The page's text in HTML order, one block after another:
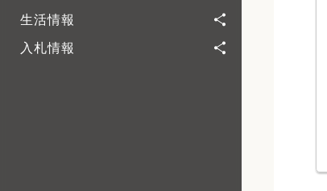
生活情報
入札情報